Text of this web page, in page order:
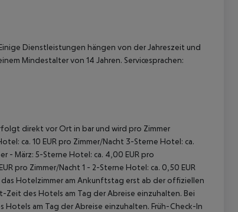
Dienstleistungen hängen von der Jahreszeit und
Mindestalter von 14 Jahren. Servicesprachen:
direkt vor Ort in bar und wird pro Zimmer
ca. 10 EUR pro Zimmer/Nacht 3-Sterne Hotel: ca.
- März: 5-Sterne Hotel: ca. 4,00 EUR pro
pro Zimmer/Nacht 1 - 2-Sterne Hotel: ca. 0,50 EUR
Hotelzimmer am Ankunftstag erst ab der offiziellen
des Hotels am Tag der Abreise einzuhalten. Bei
am Tag der Abreise einzuhalten. Früh-Check-In